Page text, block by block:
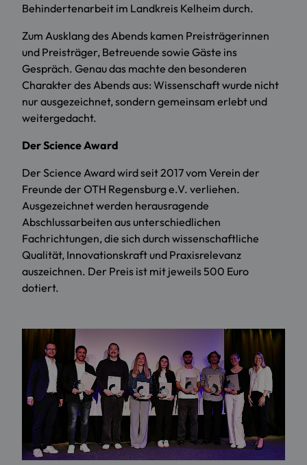
Behindertenarbeit im Landkreis Kelheim durch.
Zum Ausklang des Abends kamen Preisträgerinnen
und Preisträger, Betreuende sowie Gäste ins
Gespräch. Genau das machte den besonderen
Charakter des Abends aus: Wissenschaft wurde nicht
nur ausgezeichnet, sondern gemeinsam erlebt und
weitergedacht.
Der Science Award
Der Science Award wird seit 2017 vom Verein der
Freunde der OTH Regensburg e.V. verliehen.
Ausgezeichnet werden herausragende
Abschlussarbeiten aus unterschiedlichen
Fachrichtungen, die sich durch wissenschaftliche
Qualität, Innovationskraft und Praxisrelevanz
auszeichnen. Der Preis ist mit jeweils 500 Euro
dotiert.